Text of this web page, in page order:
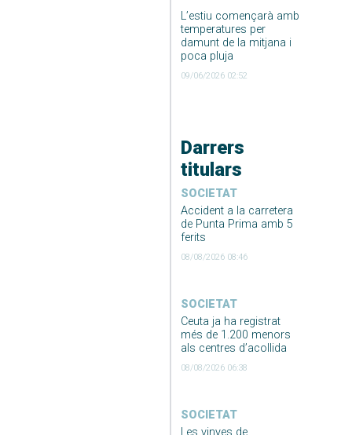
L’estiu començarà amb
temperatures per
damunt de la mitjana i
poca pluja
09/06/2026 02:52
Darrers
titulars
SOCIETAT
Accident a la carretera
de Punta Prima amb 5
ferits
08/08/2026 08:46
SOCIETAT
Ceuta ja ha registrat
més de 1.200 menors
als centres d’acollida
08/08/2026 06:38
SOCIETAT
Les vinyes de